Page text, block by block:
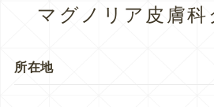
マグノリア皮膚科
所在地